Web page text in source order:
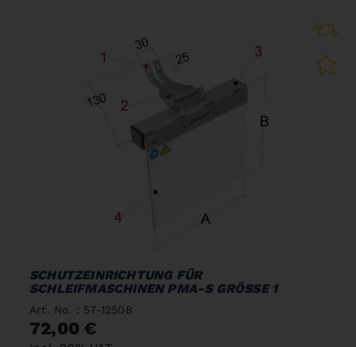
SCHUTZEINRICHTUNG FÜR
SCHLEIFMASCHINEN PMA-S GRÖSSE 1
Art. No. : 57-1250B
72,00 €